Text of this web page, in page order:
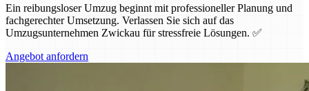
Ein reibungsloser Umzug beginnt mit professioneller Planung und
fachgerechter Umsetzung. Verlassen Sie sich auf das
Umzugsunternehmen Zwickau für stressfreie Lösungen. ✅
Angebot anfordern